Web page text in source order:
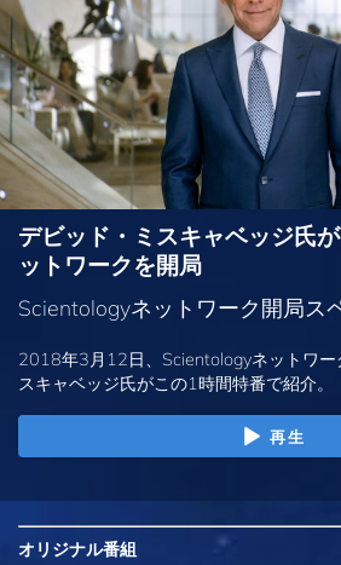
デビッド・ミスキャベッジ氏
ットワークを開局
Scientologyネットワーク開局ス
2018年3月12日、Scientologyネットワー
スキャベッジ氏がこの1時間特番で紹介。
再生
オリジナル番組